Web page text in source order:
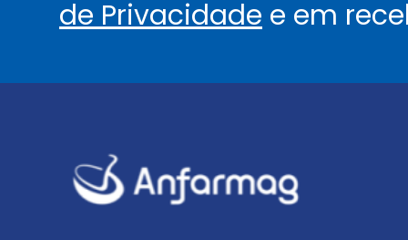
de Privacidade e em